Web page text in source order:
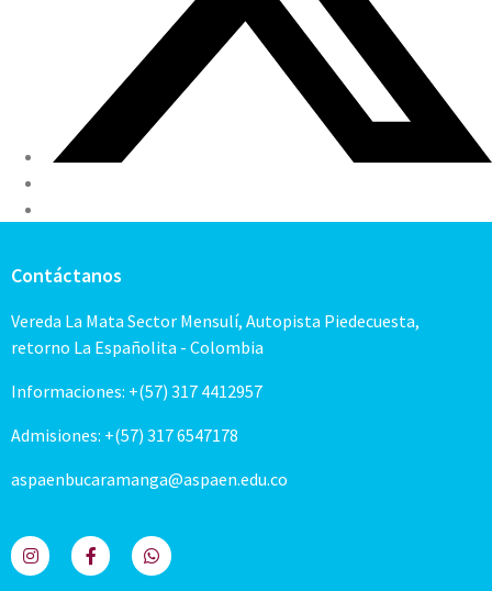
Contáctanos
Vereda La Mata Sector Mensulí, Autopista Piedecuesta,
retorno La Españolita - Colombia
Informaciones: +(57) 317 4412957
Admisiones: +(57) 317 6547178
aspaenbucaramanga@aspaen.edu.co